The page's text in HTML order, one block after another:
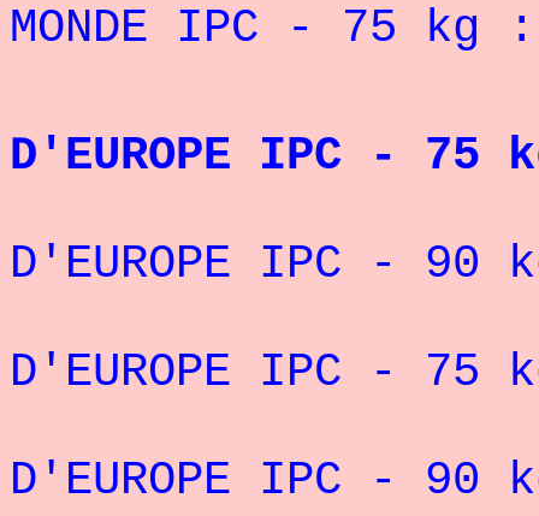
MONDE IPC - 75 kg
D'EUROPE IPC - 75
D'EUROPE IPC - 90
D'EUROPE IPC - 75
D'EUROPE IPC -